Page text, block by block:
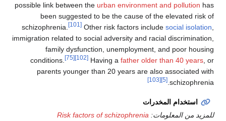
possible link between theurban environment
been suggested to be the cause of the
schizophrenia.
Other risk factors include
immigration related to social adversity and racial
family dysfunction, unemployment,
conditions.
[75] Having a father older
parents younger than 20 years are also
Risk factors of schizophrenia